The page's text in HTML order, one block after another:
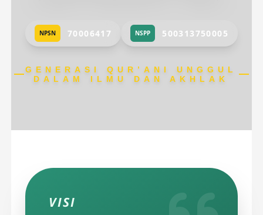
NPSN 70006417 NSPP 500313750005
GENERASI QUR’ANI UNGGUL
DALAM ILMU DAN AKHLAK
VISI